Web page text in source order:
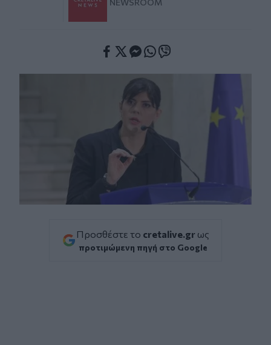
Προσθέστε το cretalive.gr ως
προτιμώμενη πηγή στο Google